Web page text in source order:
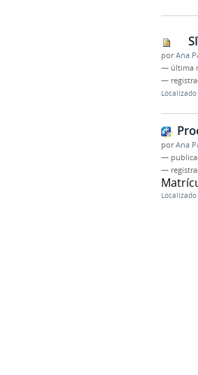
porAna
— última
—
porAna
—
—